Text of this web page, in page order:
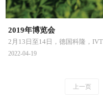
2019年博览会
2月13日至14日，德国科隆，
2022-04-19
上一页